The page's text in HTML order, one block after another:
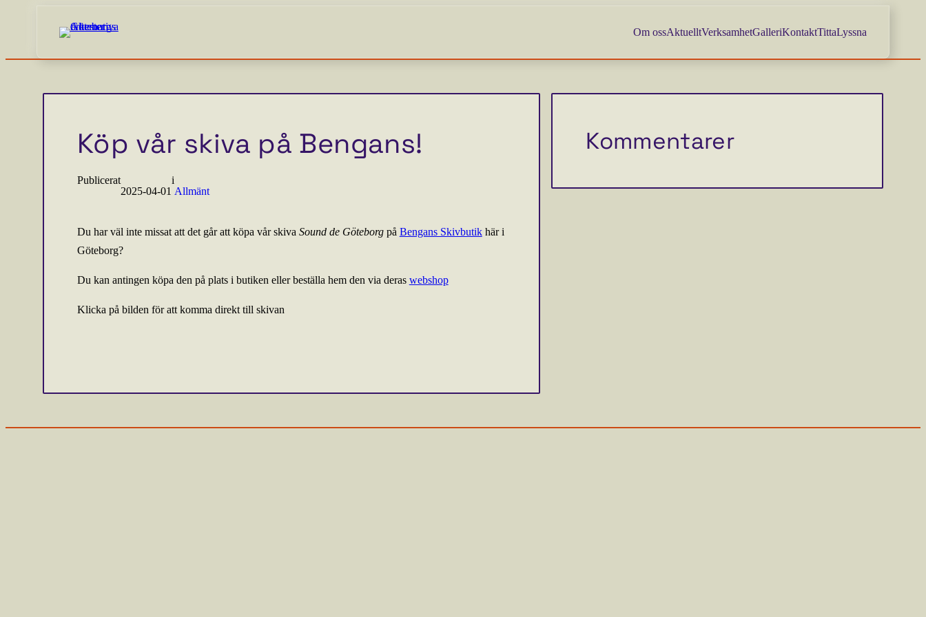
Om ossAktuelltVerksamhetGalleriKontaktTittaLyssna
Köp vår skiva på Bengans!
Publicerat
2025-04-01
i
Allmänt
Du har väl inte missat att det går att köpa vår skiva Sound de Göteborgpå Bengans Skivbutikhär i
Göteborg?
Du kan antingen köpa den på plats i butiken eller beställa hem den via deras webshop
Klicka på bilden för att komma direkt till skivan
Kommentarer